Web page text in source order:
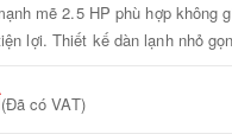
mẽ 2.5 HP phù hợp không
lợi. Thiết kế dàn lạnh nhỏ
(Đã có VAT)